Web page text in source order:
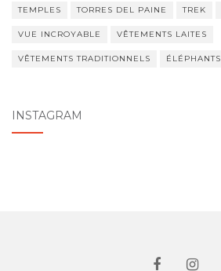
TEMPLES TORRES DEL PAINE TREK
VUE INCROYABLE VÊTEMENTS LAITES
VÊTEMENTS TRADITIONNELS ÉLÉPHANTS
INSTAGRAM